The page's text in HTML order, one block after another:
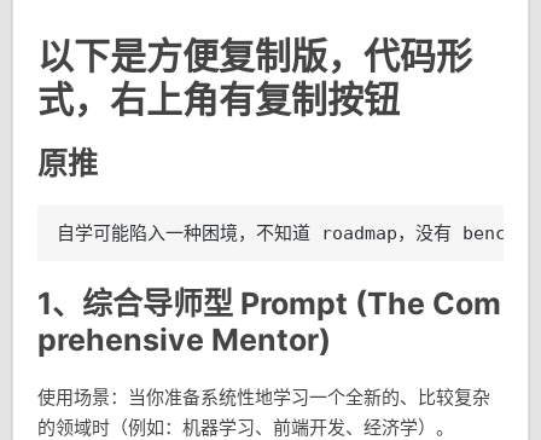
以下是方便复制版，代码形
式，右上角有复制按钮
原推
自学可能陷入一种困境，不知道 roadmap，没有
1、综合导师型 Prompt (The Com
prehensive Mentor)
使用场景：当你准备系统性地学习一个全新的、比较复杂
的领域时（例如：机器学习、前端开发、经济学）。